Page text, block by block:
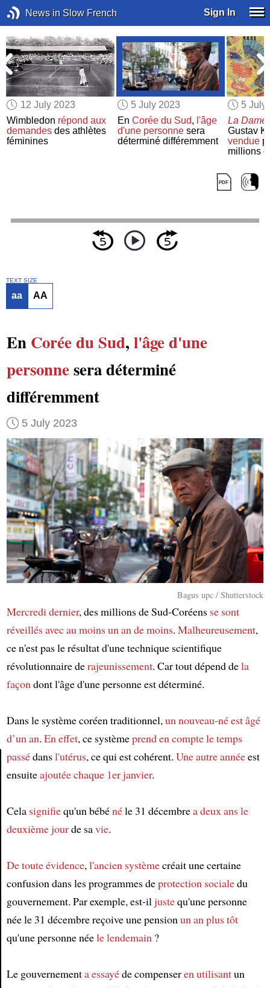
News in Slow French Sign In
12 July 2023
Wimbledon répond aux
demandes des athlètes
féminines
5 July 2023
En Corée du Sud, l'âge
d'une personnesera
déterminé différemment
5 July
La Dame
Gustav
vendue
millions
TEXT SIZE
aa AA
En Corée du Sud, l'âge d'une
personnesera déterminé
différemment
5 July 2023
Bagus upc / Shutterstock
Mercredi dernier, des millions de Sud-Coréens se sont
réveillésavec au moins un an de moins. Malheureusement,
ce n'est pas le résultat d'une technique scientifique
révolutionnaire derajeunissement. Car tout dépend dela
façondont l'âge d'une personne est déterminé.
Dans le système coréen traditionnel,un nouveau-néest âgé
d’un an. En effet, ce systèmeprend en comptele temps
passédansl'utérus, ce qui est cohérent. Une autre annéeest
ensuiteajoutéechaque 1er janvier.
Cela signifiequ'un bébénéle 31 décembrea deux ansle
deuxième jourde savie.
De toute évidence,l'ancien systèmecréait une certaine
confusion dans les programmes deprotection socialedu
gouvernement. Par exemple, est-iljustequ'une personne
née le 31 décembre reçoive une pensionun an plus tôt
qu'une personne néele lendemain?
Le gouvernementa essayéde compenseren utilisantun